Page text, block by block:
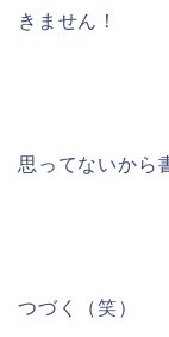
きません！
思ってないから
つづく（笑）